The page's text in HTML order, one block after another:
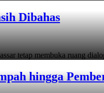
Dibahas
tetap membuka ruang
hingga